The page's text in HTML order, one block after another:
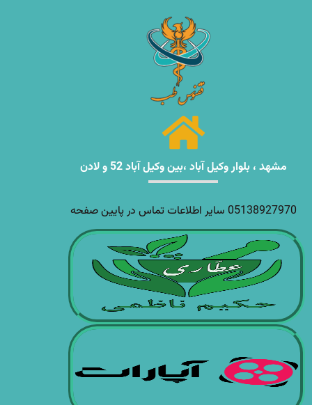
مشهد ، بلوار وکیل آباد ،بین وکیل آباد 52 و لادن
05138927970 سایر اطلاعات تماس در پایین صفحه